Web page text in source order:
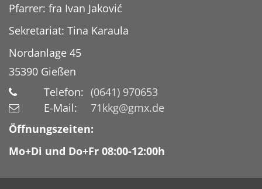
Pfarrer: fra Ivan Jaković
Sekretariat: Tina Karaula
Nordanlage 45
35390 Gießen
Telefon: (0641) 970653
E-Mail:
71kkg@gmx.de
Öffnungszeiten:
Mo+Di und Do+Fr 08:00-12:00h